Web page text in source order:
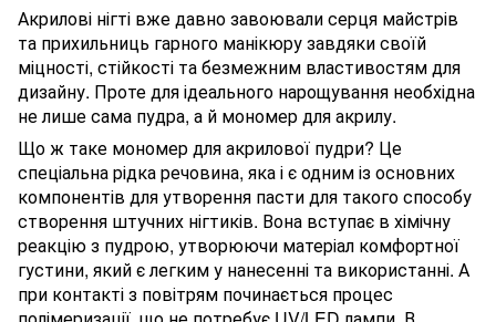
Акрилові нігті вже давно завоювали серця майстрів
та прихильниць гарного манікюру завдяки своїй
міцності, стійкості та безмежним властивостям для
дизайну. Проте для ідеального нарощування необхідна
не лише сама пудра, а й мономер для акрилу.
Що ж таке мономер для акрилової пудри? Це
спеціальна рідка речовина, яка і є одним із основних
компонентів для утворення пасти для такого способу
створення штучних нігтиків. Вона вступає в хімічну
реакцію з пудрою, утворюючи матеріал комфортної
густини, який є легким у нанесенні та використанні. А
при контакті з повітрям починається процес